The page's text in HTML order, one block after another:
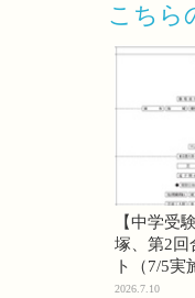
こちら
【中学受
塚、第2回
ト（7/5
74・桜蔭
2026.7.10